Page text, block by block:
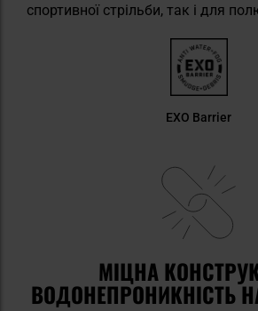
спортивної стрільби, так і для
EXO Barrier
МІЦНА
ВОДОНЕПРОНИКНІСТЬ